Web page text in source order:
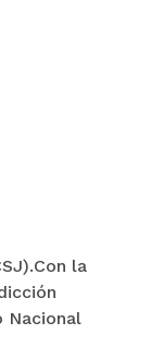
la
Nacional